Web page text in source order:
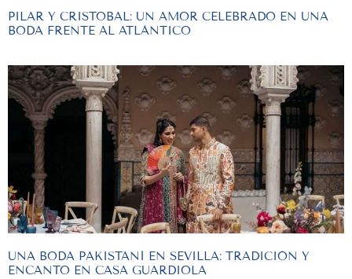
PILAR Y CRISTOBAL: UN AMOR CELEBRADO EN UNA
BODA FRENTE AL ATLÁNTICO
UNA BODA PAKISTANÍ EN SEVILLA: TRADICIÓN Y
ENCANTO EN CASA GUARDIOLA